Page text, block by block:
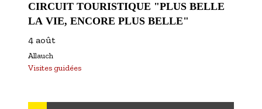
CIRCUIT TOURISTIQUE "PLUS BELLE
LA VIE, ENCORE PLUS BELLE"
4 août
Allauch
Visites guidées